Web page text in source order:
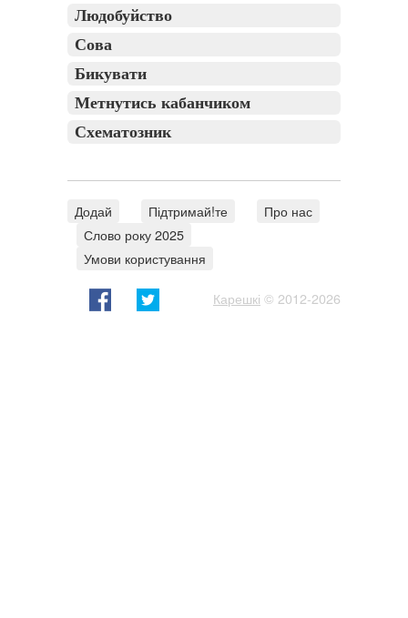
Людобуйство
Сова
Бикувати
Метнутись кабанчиком
Схематозник
Додай Підтримай!те
Про нас
Слово року 2025
Умови користування
Карешкі © 2012-2026